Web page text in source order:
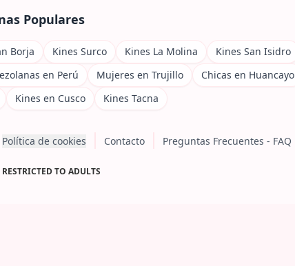
Populares
Borja Kines Surco Kines La Molina
Kines San Isidro
en Perú Mujeres en Trujillo
Chicas en Huancayo
Kines en Cusco Kines Tacna
Política de cookies Contacto Preguntas Frecuentes - FAQ
RESTRICTED TO ADULTS